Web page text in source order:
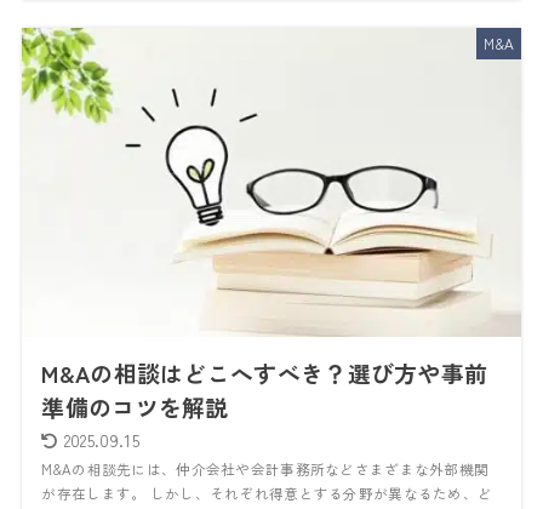
M&A
M&Aの相談はどこへすべき？選び方や事前
準備のコツを解説
2025.09.15
M&Aの相談先には、仲介会社や会計事務所などさまざまな外部機関
が存在します。 しかし、それぞれ得意とする分野が異なるため、ど